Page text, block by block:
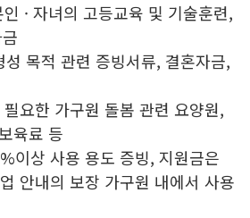
인 · 자녀의 고등교육 및 기술훈련,
성 목적 관련 증빙서류, 결혼자금,
필요한 가구원 돌봄 관련 요양원,
육료 등
이상 사용 용도 증빙, 지원금은
안내의 보장 가구원 내에서 사용